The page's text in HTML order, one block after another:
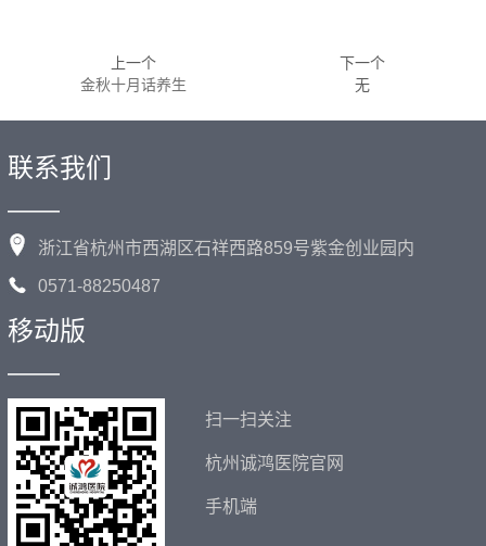
上一个
金秋十月话养生
下一个
无
联系我们
——
浙江省杭州市西湖区石祥西路859号紫金创业园内
0571-88250487
移动版
——
扫一扫关注
杭州诚鸿医院官网
手机端